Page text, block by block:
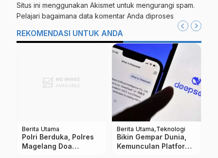
Situs ini menggunakan Akismet untuk mengurangi spam.
Pelajari bagaimana data komentar Anda diproses
REKOMENDASI UNTUK ANDA
Berita Utama
Polri Berduka, Polres
Magelang Doa
Berita Utama Teknologi
Bikin Gempar Dunia,
Kemunculan Platform